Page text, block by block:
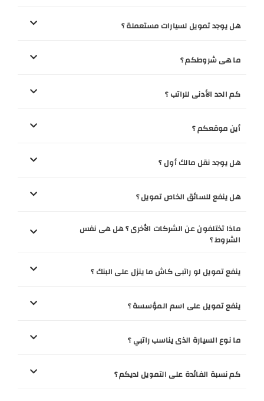
هل يوجد تمويل لسيارات مستعملة ؟
ما هى شروطكم ؟
كم الحد الأدنى للراتب ؟
أين موقعكم ؟
هل يوجد نقل مالك أول ؟
هل ينفع للسائق الخاص تمويل ؟
ماذا تختلفون عن الشركات الأخرى ؟ هل هى نفس
الشروط ؟
ينفع تمويل لو راتبى كاش ما ينزل على البنك ؟
ينفع تمويل على اسم المؤسسة ؟
ما نوع السيارة الذى يناسب راتبي ؟
كم نسبة الفائدة على التمويل لديكم ؟